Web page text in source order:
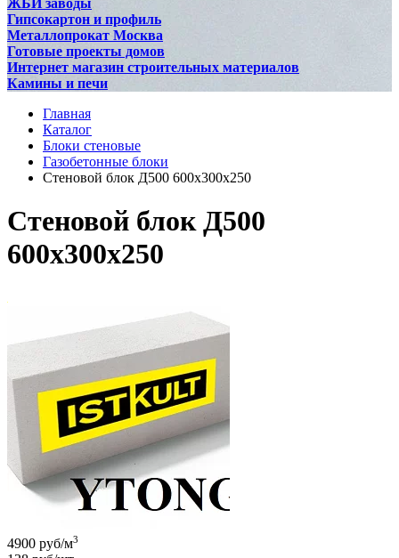
ЖБИ заводы
Гипсокартон и профиль
Металлопрокат Москва
Готовые проекты домов
Интернет магазин строительных материалов
Камины и печи
Главная
Каталог
Блоки стеновые
Газобетонные блоки
Стеновой блок Д500 600х300х250
Стеновой блок Д500
600х300х250
4900 руб/м3